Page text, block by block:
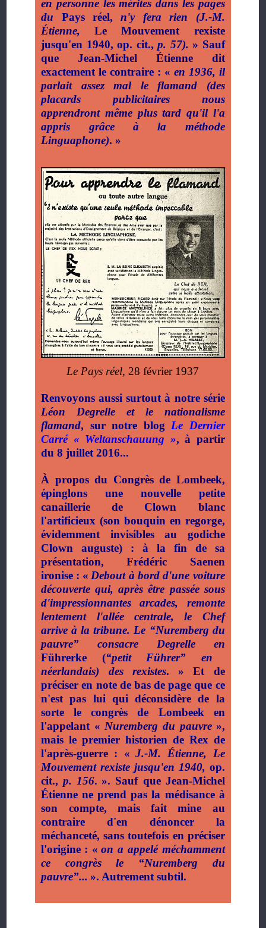
en personne les mérites dans les pages
du Pays réel, n'y fera rien (J.-M.
Étienne,Le Mouvement rexiste
jusqu'en 1940, op. cit.,p. 57). » Sauf
que Jean-Michel Étienne dit
exactement le contraire : « en 1936, il
parlait assez mal le flamand (des
placards publicitaires nous
apprendront même plus tard qu'il l'a
appris grâce à la méthode
Linguaphone). »
Le Pays réel, 28 février 1937
Renvoyons aussi surtout à notre série
Léon Degrelle et le nationalisme
flamand, sur notre blog Le Dernier
Carré « Weltanschauung », à partir
du 8 juillet 2016...
À propos du Congrès de Lombeek,
épinglons une nouvelle petite
canaillerie de Clown blanc
l'artificieux (son bouquin en regorge,
évidemment invisibles au godiche
Clown auguste) : à la fin de sa
présentation, Frédéric Saenen
ironise : « Debout à bord d'une voiture
découverte qui, après être passée sous
d'impressionnantes arcades, remonte
lentement l'allée centrale, le Chef
arrive à la tribune. Le “Nuremberg du
pauvre” consacre
Degrelle en
Führerke (“petit Führer”
en
néerlandais)
des rexistes.
» Et de
préciser en note de bas de page que ce
n'est pas lui qui déconsidère de la
sorte le congrès de Lombeek en
l'appelant « Nuremberg du pauvre »,
mais le premier historien de Rex de
l'après-guerre : « J.-M. Étienne, Le
Mouvement rexiste jusqu'en 1940, op.
cit., p. 156. ». Sauf que Jean-Michel
Étienne ne prend pas la médisance à
son compte, mais fait mine au
contraire d'en dénoncer la
méchanceté, sans toutefois en préciser
l'origine : « on a appelé méchamment
ce congrès le “Nuremberg du
pauvre”... ». Autrement subtil.